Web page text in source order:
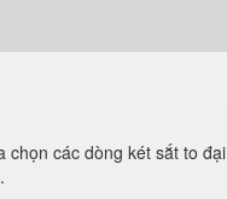
chọn các dòng két sắt to đại